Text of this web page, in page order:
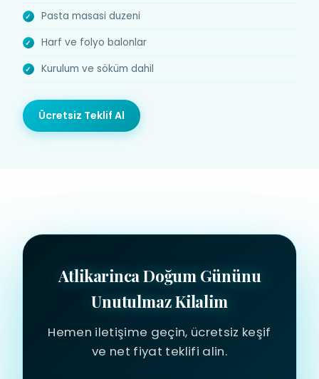
Pasta masasi duzeni
Harf ve folyo balonlar
Kurulum ve söküm dahil
Ücretsiz Teklif Al
Atlikarinca Doğum Gününu
Unutulmaz Kilalim
Hemen iletişime geçin, ücretsiz keşif
ve net fiyat teklifi alin.